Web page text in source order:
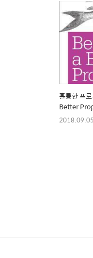
훌륭한 프
Better
2018.09.05